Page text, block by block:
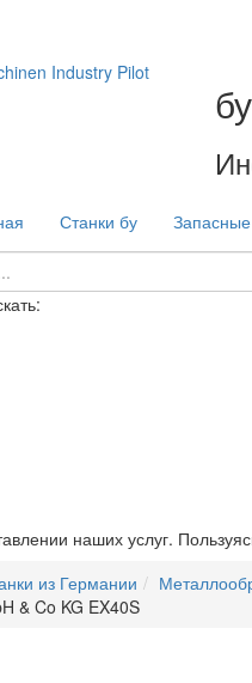
Станки бу Запасные
наших услуг.
из Германии
& Co KG EX40S